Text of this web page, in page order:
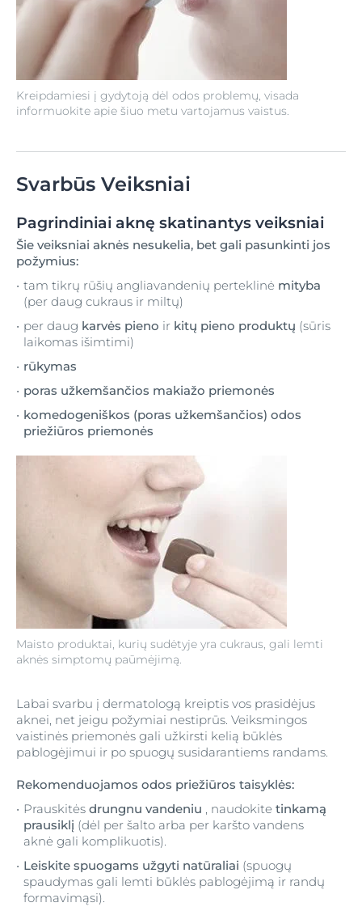
Kreipdamiesi į gydytoją dėl odos problemų, visada
informuokite apie šiuo metu vartojamus vaistus.
Svarbūs Veiksniai
Pagrindiniai aknę skatinantys veiksniai
Maisto produktai, kurių sudėtyje yra cukraus, gali lemti
aknės simptomų paūmėjimą.
Šie veiksniai aknės nesukelia, bet gali pasunkinti jos
požymius:
tam tikrų rūšių angliavandenių perteklinė mityba
(per daug cukraus ir miltų)
per daug karvės pieno ir kitų pieno produktų (sūris
laikomas išimtimi)
rūkymas
poras užkemšančios makiažo priemonės
komedogeniškos (poras užkemšančios) odos
priežiūros priemonės
Labai svarbu į dermatologą kreiptis vos prasidėjus
aknei, net jeigu požymiai nestiprūs. Veiksmingos
vaistinės priemonės gali užkirsti kelią būklės
pablogėjimui ir po spuogų susidarantiems randams.
Rekomenduojamos odos priežiūros taisyklės:
Prauskitės drungnu vandeniu , naudokite tinkamą
prausiklį (dėl per šalto arba per karšto vandens
aknė gali komplikuotis).
Leiskite spuogams užgyti natūraliai (spuogų
spaudymas gali lemti būklės pablogėjimą ir randų
formavimąsi).